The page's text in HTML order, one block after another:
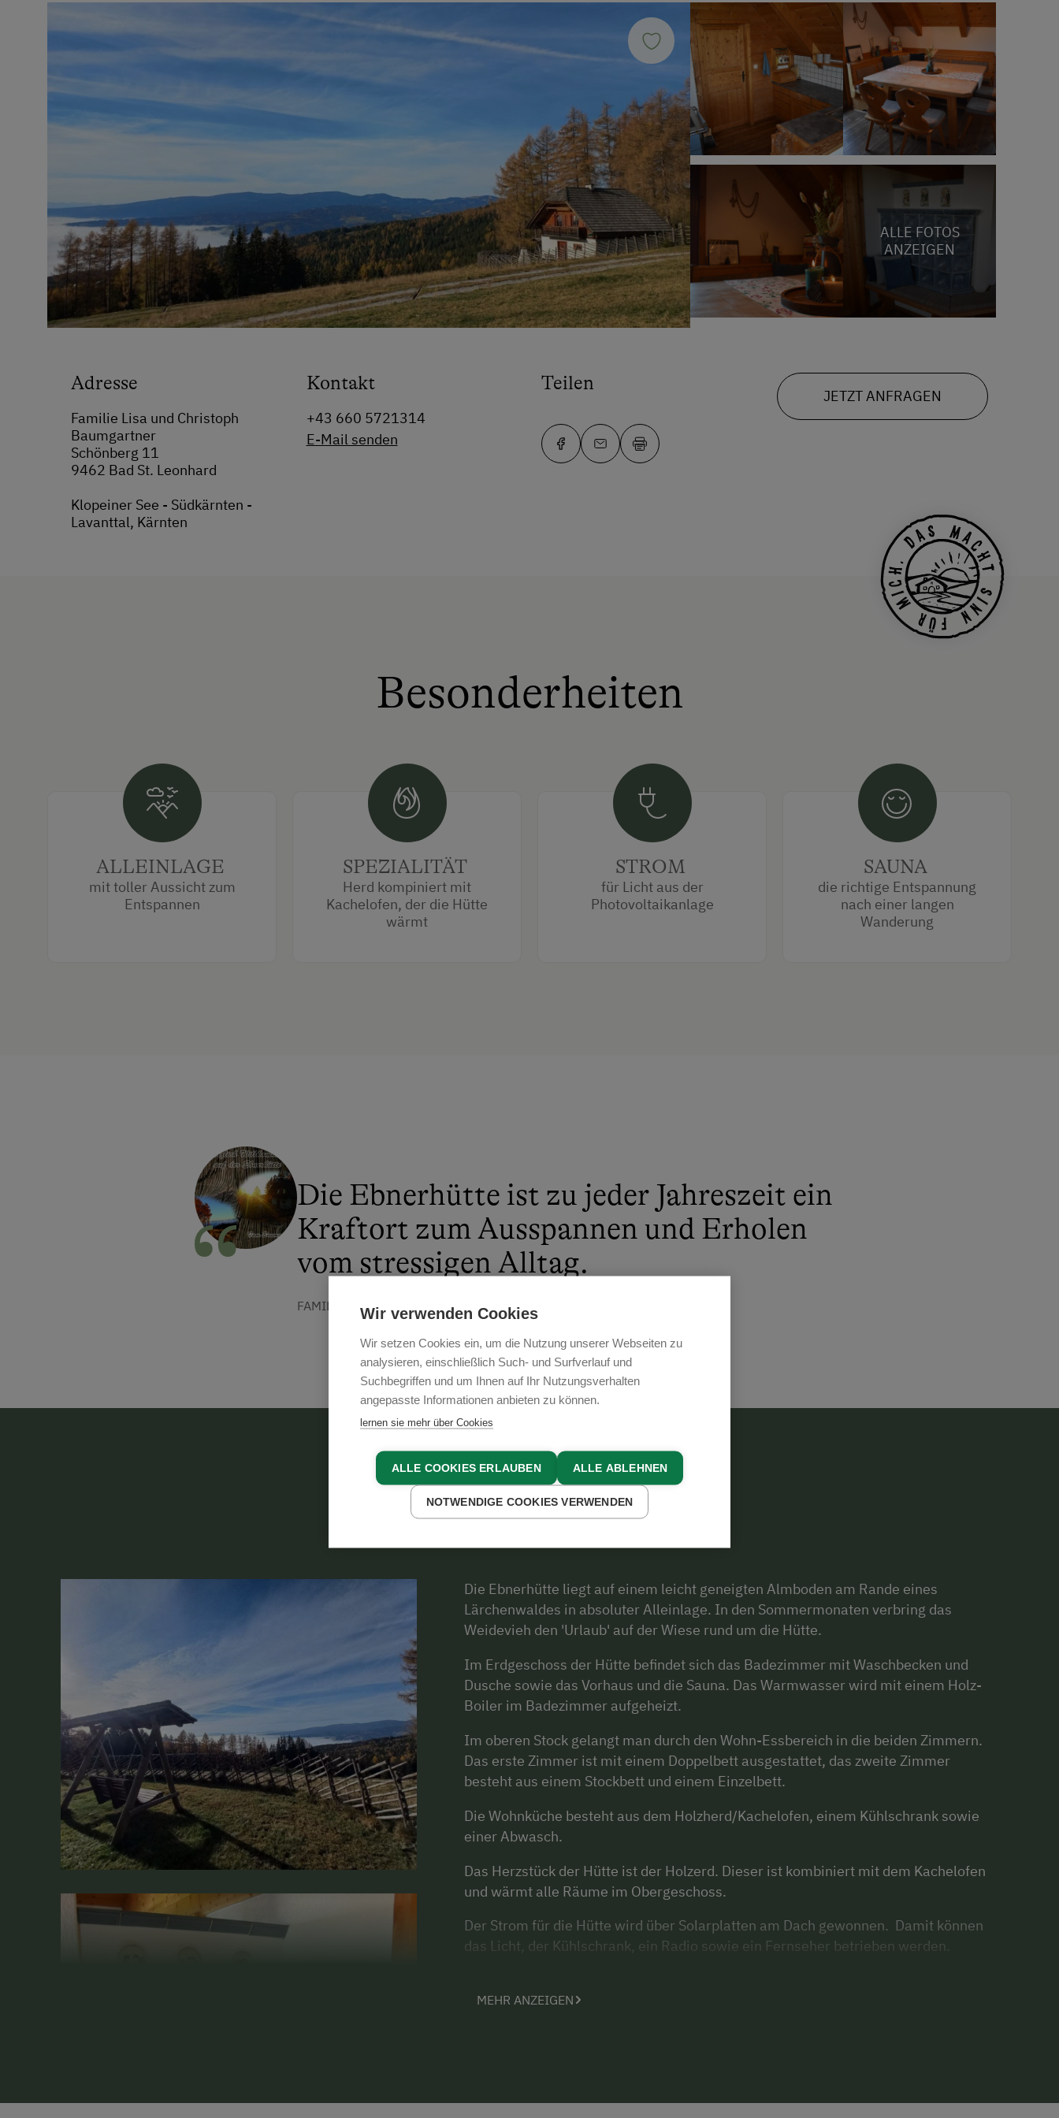
ALLE FOTOS
ANZEIGEN
Adresse
Familie Lisa und Christoph
Baumgartner
Schönberg 11
9462 Bad St. Leonhard
Klopeiner See - Südkärnten -
Lavanttal, Kärnten
Kontakt
+43 660 5721314
E-Mail senden
Teilen
JETZT ANFRAGEN
Besonderheiten
ALLEINLAGE
mit toller Aussicht zum
Entspannen
SPEZIALITÄT
Herd kompiniert mit
Kachelofen, der die Hütte
wärmt
STROM
für Licht aus der
Photovoltaikanlage
SAUNA
die richtige Entspannung
nach einer langen
Wanderung
Die Ebnerhütte ist zu jeder Jahreszeit ein
Kraftort zum Ausspannen und Erholen
vom stressigen Alltag.
FAMILIE BAUMGARTNER
Über uns
Die Ebnerhütte liegt auf einem leicht geneigten Almboden am Rande eines
Lärchenwaldes in absoluter Alleinlage. In den Sommermonaten verbring das
Weidevieh den 'Urlaub' auf der Wiese rund um die Hütte.
Im Erdgeschoss der Hütte befindet sich das Badezimmer mit Waschbecken und
Dusche sowie das Vorhaus und die Sauna. Das Warmwasser wird mit einem Holz-
Boiler im Badezimmer aufgeheizt.
Im oberen Stock gelangt man durch den Wohn-Essbereich in die beiden Zimmern.
Das erste Zimmer ist mit einem Doppelbett ausgestattet, das zweite Zimmer
besteht aus einem Stockbett und einem Einzelbett.
Die Wohnküche besteht aus dem Holzherd/Kachelofen, einem Kühlschrank sowie
einer Abwasch.
Das Herzstück der Hütte ist der Holzerd. Dieser ist kombiniert mit dem Kachelofen
und wärmt alle Räume im Obergeschoss.
Der Strom für die Hütte wird über Solarplatten am Dach gewonnen. Damit können
das Licht, der Kühlschrank, ein Radio sowie ein Fernseher betrieben werden.
im Freien. Die Hollywoodschaukel lädt dazu ein, die wunderschöne Aussicht zu
MEHR ANZEIGEN
Wir verwenden Cookies
Wir setzen Cookies ein, um die Nutzung unserer Webseiten zu
analysieren, einschließlich Such- und Surfverlauf und
Suchbegriffen und um Ihnen auf Ihr Nutzungsverhalten
angepasste Informationen anbieten zu können.
lernen sie mehr über Cookies
ALLE COOKIES ERLAUBEN ALLE ABLEHNEN
NOTWENDIGE COOKIES VERWENDEN